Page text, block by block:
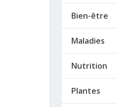
Bien-être
Maladies
Nutrition
Plantes